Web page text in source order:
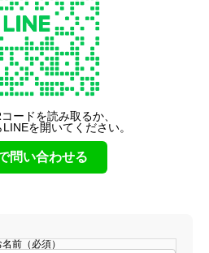
ードを読み取るか、
を開いてください。
問い合わせる
名前（必須）